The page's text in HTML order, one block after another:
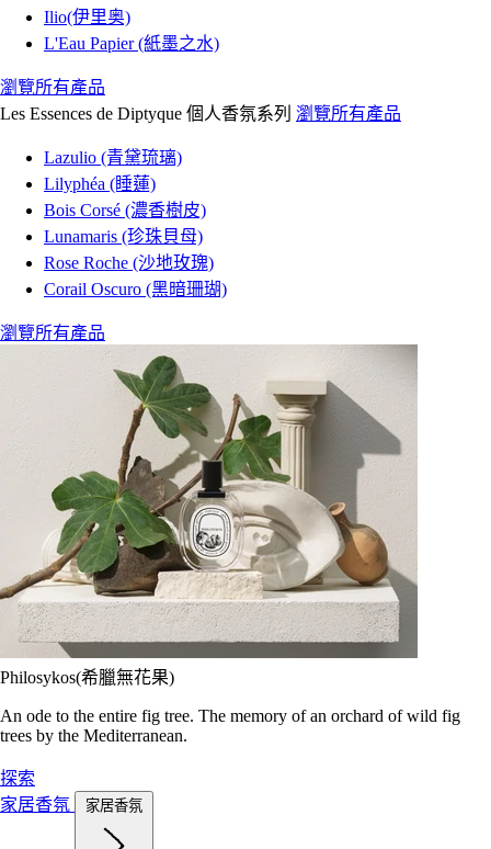
Ilio(伊里奥)
L'Eau Papier (紙墨之水)
瀏覽所有產品
Les Essences de Diptyque 個人香氛系列 瀏覽所有產品
Lazulio (青黛琉璃)
Lilyphéa (睡蓮)
Bois Corsé (濃香樹皮)
Lunamaris (珍珠貝母)
Rose Roche (沙地玫瑰)
Corail Oscuro (黑暗珊瑚)
瀏覽所有產品
Philosykos(希臘無花果)
An ode to the entire fig tree. The memory of an orchard of wild fig
trees by the Mediterranean.
探索
家居香氛
家居香氛